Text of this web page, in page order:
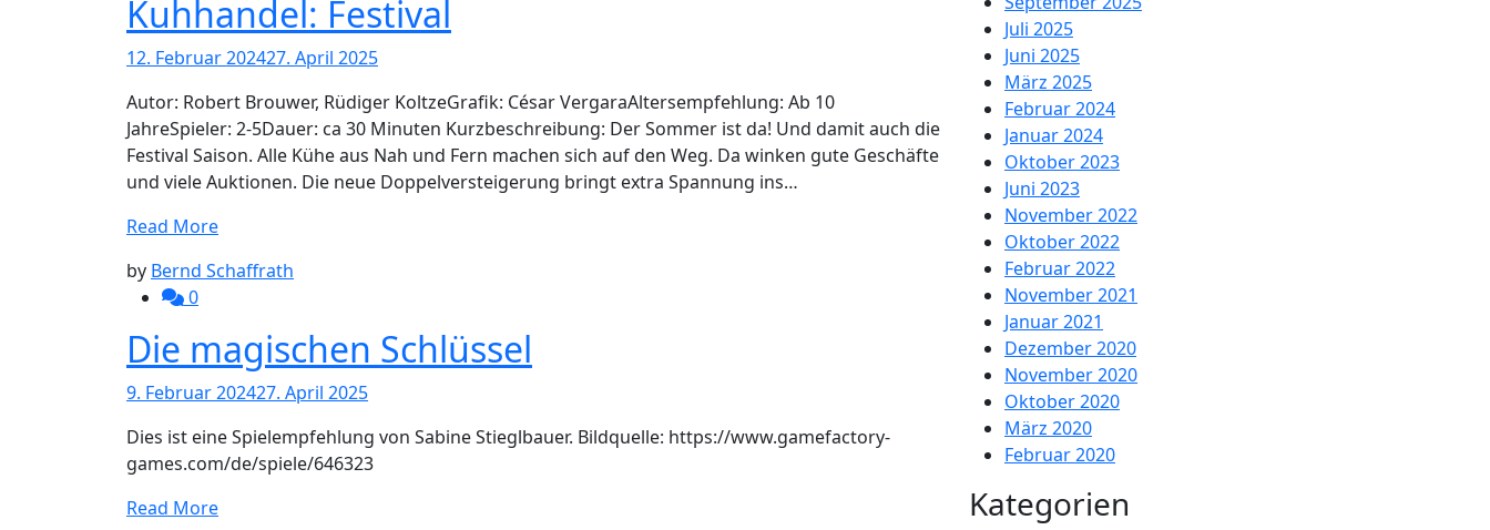
Kuhhandel: Festival
12. Februar 202427. April 2025
Autor: Robert Brouwer, Rüdiger KoltzeGrafik: César VergaraAltersempfehlung: Ab 10
JahreSpieler: 2-5Dauer: ca 30 Minuten Kurzbeschreibung: Der Sommer ist da! Und damit auch die
Festival Saison. Alle Kühe aus Nah und Fern machen sich auf den Weg. Da winken gute Geschäfte
und viele Auktionen. Die neue Doppelversteigerung bringt extra Spannung ins…
Read More
by Bernd Schaffrath
0
Die magischen Schlüssel
9. Februar 202427. April 2025
Dies ist eine Spielempfehlung von Sabine Stieglbauer. Bildquelle: https://www.gamefactory-
games.com/de/spiele/646323
Read More
Juli 2025
Juni 2025
März 2025
Februar 2024
Januar 2024
Oktober 2023
Juni 2023
November 2022
Oktober 2022
Februar 2022
November 2021
Januar 2021
Dezember 2020
November 2020
Oktober 2020
März 2020
Februar 2020
Kategorien